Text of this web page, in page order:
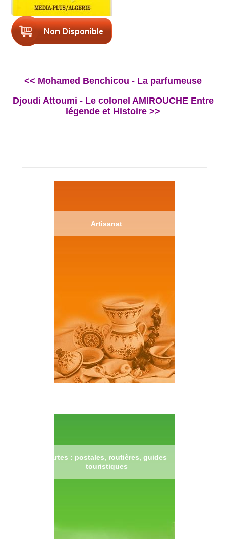
<< Mohamed Benchicou - La parfumeuse
Djoudi Attoumi - Le colonel AMIROUCHE Entre
légende et Histoire >>
Artisanat
Cartes : postales, routières, guides
touristiques